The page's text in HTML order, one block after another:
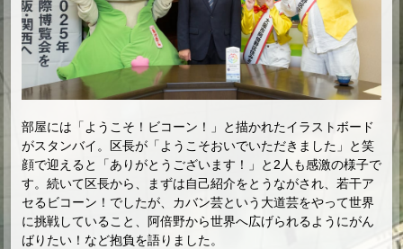
部屋には「ようこそ！ビコーン！」と描かれたイラストボード
がスタンバイ。区長が「ようこそおいでいただきました」と笑
顔で迎えると「ありがとうございます！」と2人も感激の様子で
す。続いて区長から、まずは自己紹介をとうながされ、若干ア
セるビコーン！でしたが、カバン芸という大道芸をやって世界
に挑戦していること、阿倍野から世界へ広げられるようにがん
ばりたい！など抱負を語りました。